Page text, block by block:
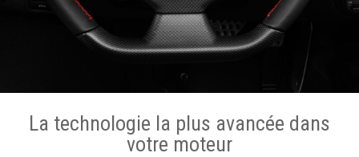
La technologie la plus avancée dans
votre moteur